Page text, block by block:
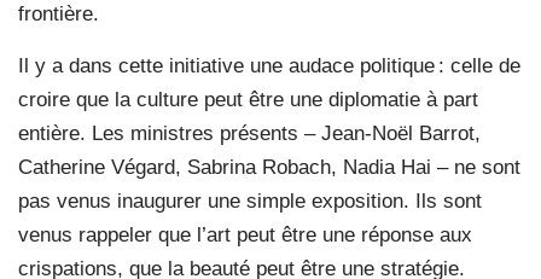
frontière.
Il y a dans cette initiative une audace politique : celle de
croire que la culture peut être une diplomatie à part
entière. Les ministres présents – Jean-Noël Barrot,
Catherine Végard, Sabrina Robach, Nadia Hai – ne sont
pas venus inaugurer une simple exposition. Ils sont
venus rappeler que l’art peut être une réponse aux
crispations, que la beauté peut être une stratégie.